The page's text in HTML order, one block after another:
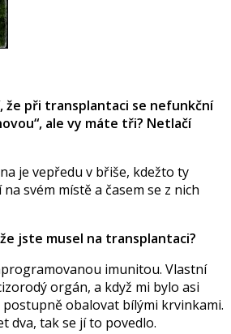
že při transplantaci se nefunkční
ale vy máte tři? Netlačí
je vepředu v břiše, kdežto ty
svém místě a časem se z nich
jste musel na transplantaci?
imunitou. Vlastní
orgán, a když mi bylo asi
postupně obalovat bílými krvinkami.
dva, tak se jí to povedlo.